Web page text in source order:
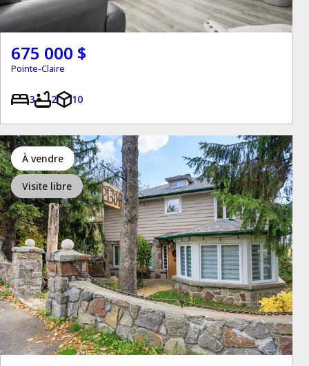
675 000 $
Pointe-Claire
3 2 10
à vendre
Visite libre